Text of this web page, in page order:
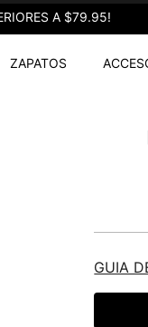
A $79.95!
ZAPATOS
GUIA